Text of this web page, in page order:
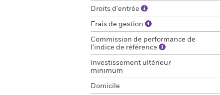
Droits d'entrée
Frais de gestion
Commission de performance de
l'indice de référence
Investissement ultérieur
minimum
Domicile